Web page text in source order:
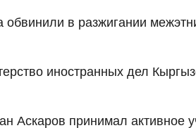
в разжигании
иностранных дел
Аскаров принимал активное